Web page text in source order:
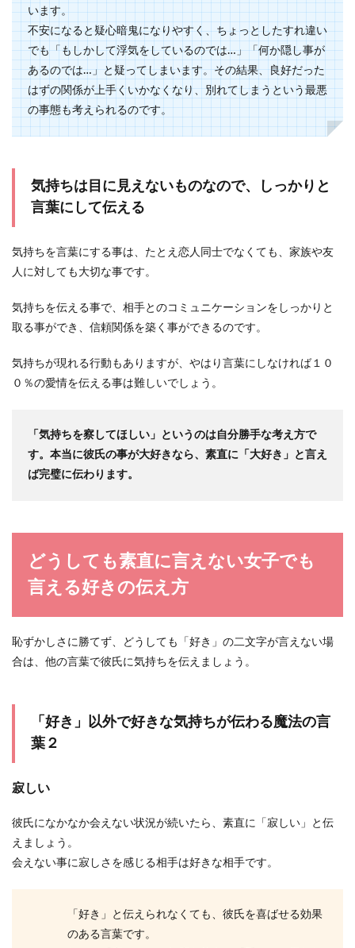
います。
不安になると疑心暗鬼になりやすく、ちょっとしたすれ違い
でも「もしかして浮気をしているのでは…」「何か隠し事が
あるのでは…」と疑ってしまいます。その結果、良好だった
はずの関係が上手くいかなくなり、別れてしまうという最悪
の事態も考えられるのです。
気持ちは目に見えないものなので、しっかりと
言葉にして伝える
気持ちを言葉にする事は、たとえ恋人同士でなくても、家族や友
人に対しても大切な事です。
気持ちを伝える事で、相手とのコミュニケーションをしっかりと
取る事ができ、信頼関係を築く事ができるのです。
気持ちが現れる行動もありますが、やはり言葉にしなければ１０
０％の愛情を伝える事は難しいでしょう。
「気持ちを察してほしい」というのは自分勝手な考え方で
す。本当に彼氏の事が大好きなら、素直に「大好き」と言え
ば完璧に伝わります。
どうしても素直に言えない女子でも
言える好きの伝え方
恥ずかしさに勝てず、どうしても「好き」の二文字が言えない場
合は、他の言葉で彼氏に気持ちを伝えましょう。
「好き」以外で好きな気持ちが伝わる魔法の言
葉２
寂しい
彼氏になかなか会えない状況が続いたら、素直に「寂しい」と伝
えましょう。
会えない事に寂しさを感じる相手は好きな相手です。
「好き」と伝えられなくても、彼氏を喜ばせる効果
のある言葉です。